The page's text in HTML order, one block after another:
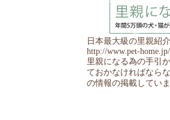
日本最大級の里親紹
http://www.pet-home.jp/
里親になる為の手引
ておかなければなら
の情報の掲載してい